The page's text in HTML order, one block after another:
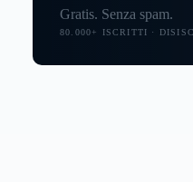
Gratis. Senza spam.
80.000+ ISCRITTI ·